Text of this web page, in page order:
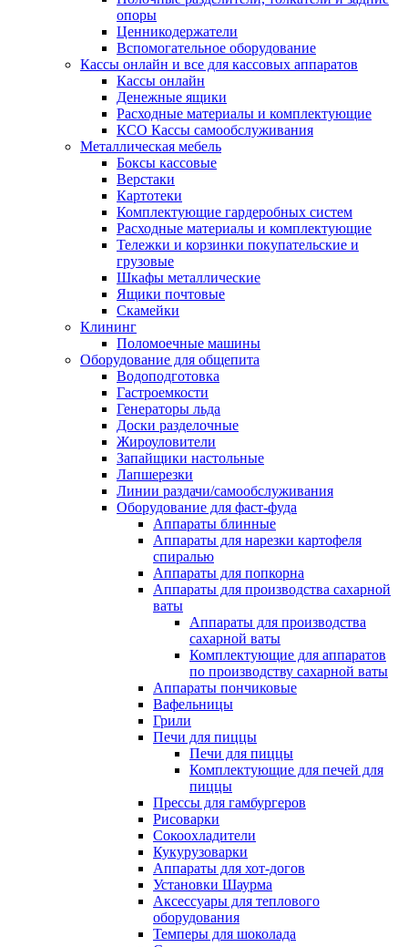
опоры
Ценникодержатели
Вспомогательное оборудование
Кассы онлайн и все для кассовых аппаратов
Кассы онлайн
Денежные ящики
Расходные материалы и комплектующие
КСО Кассы самообслуживания
Металлическая мебель
Боксы кассовые
Верстаки
Картотеки
Комплектующие гардеробных систем
Расходные материалы и комплектующие
Тележки и корзинки покупательские и
грузовые
Шкафы металлические
Ящики почтовые
Скамейки
Клининг
Поломоечные машины
Оборудование для общепита
Водоподготовка
Гастроемкости
Генераторы льда
Доски разделочные
Жироуловители
Запайщики настольные
Лапшерезки
Линии раздачи/самообслуживания
Оборудование для фаст-фуда
Аппараты блинные
Аппараты для нарезки картофеля
спиралью
Аппараты для попкорна
Аппараты для производства сахарной
ваты
Аппараты для производства
сахарной ваты
Комплектующие для аппаратов
по производству сахарной ваты
Аппараты пончиковые
Вафельницы
Грили
Печи для пиццы
Печи для пиццы
Комплектующие для печей для
пиццы
Прессы для гамбургеров
Рисоварки
Сокоохладители
Кукурузоварки
Аппараты для хот-догов
Установки Шаурма
Аксессуары для теплового
оборудования
Темперы для шоколада